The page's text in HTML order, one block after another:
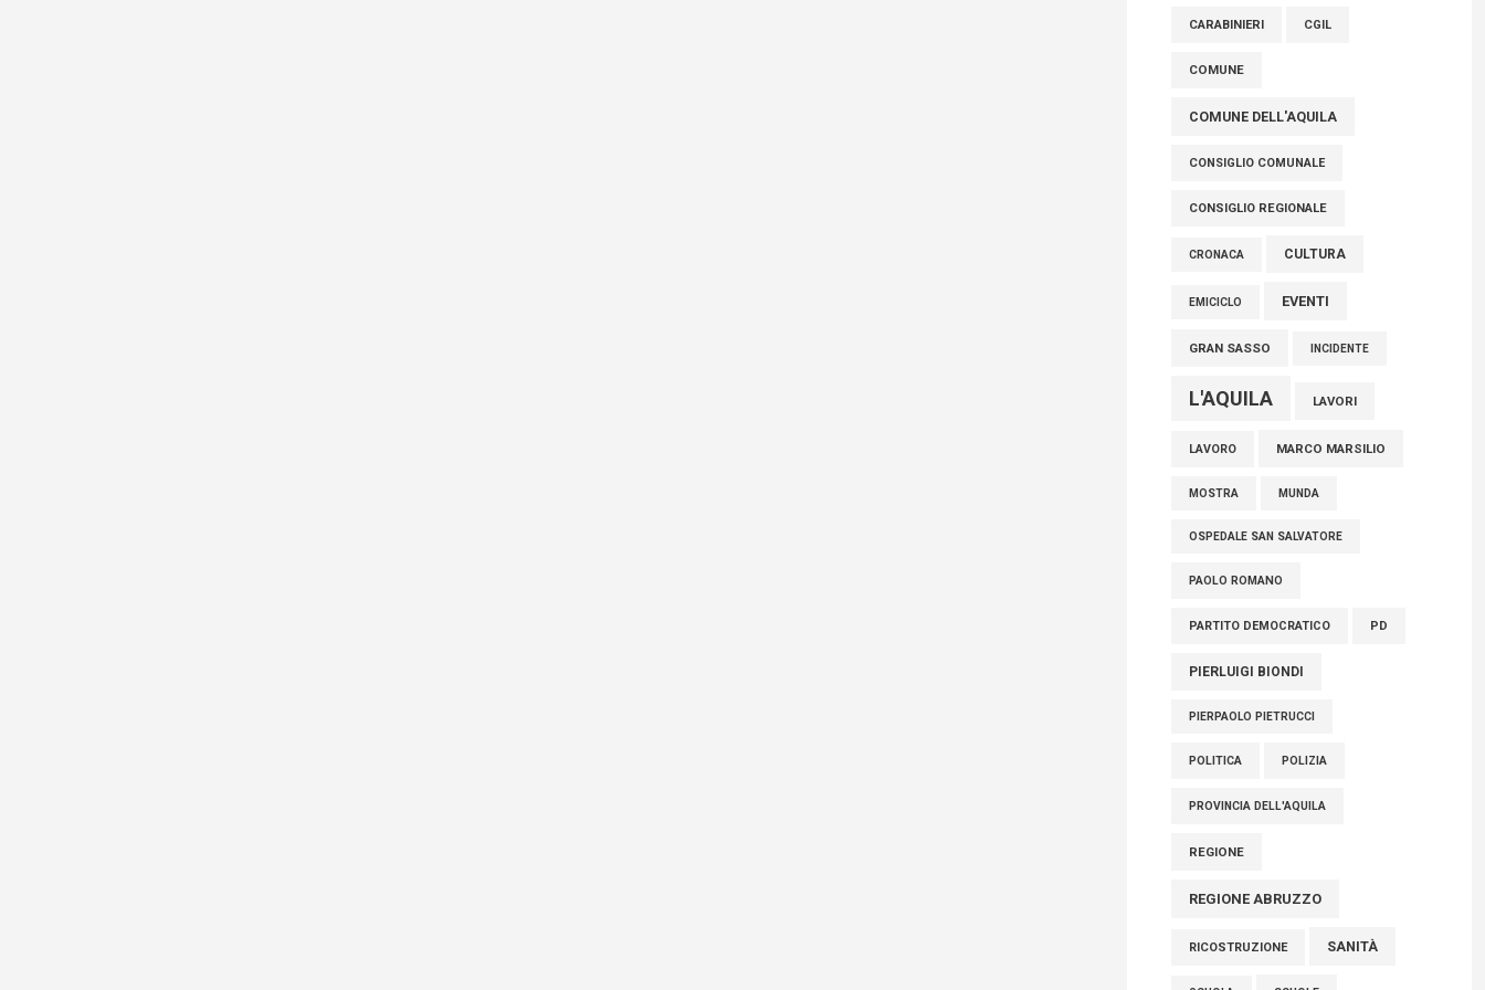
tra cui molti abruzzesi"
06 Agosto 2026
CARABINIERI CGIL
COMUNE
COMUNE DELL'AQUILA
CONSIGLIO COMUNALE
CONSIGLIO REGIONALE
CRONACA CULTURA
EMICICLO EVENTI
GRAN SASSO INCIDENTE
L'AQUILA LAVORI
LAVORO MARCO MARSILIO
MOSTRA MUNDA
OSPEDALE SAN SALVATORE
PAOLO ROMANO
PARTITO DEMOCRATICO PD
PIERLUIGI BIONDI
PIERPAOLO PIETRUCCI
POLITICA POLIZIA
PROVINCIA DELL'AQUILA
REGIONE
REGIONE ABRUZZO
RICOSTRUZIONE SANITÀ